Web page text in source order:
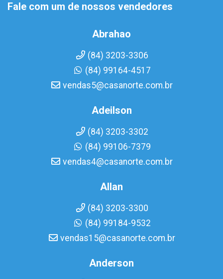
Fale com um de nossos vendedores
Abrahao
(84) 3203-3306
(84) 99164-4517
vendas5@casanorte.com.br
Adeilson
(84) 3203-3302
(84) 99106-7379
vendas4@casanorte.com.br
Allan
(84) 3203-3300
(84) 99184-9532
vendas15@casanorte.com.br
Anderson